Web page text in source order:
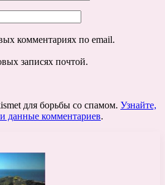
комментариях по email.
записях почтой.
для борьбы со спамом. Узнайте,
данные комментариев.